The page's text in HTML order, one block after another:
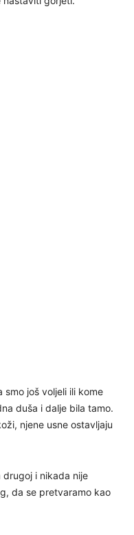
još voljeli ili kome
duša i dalje bila tamo.
njene usne ostavljaju
drugoj i nikada nije
da se pretvaramo kao